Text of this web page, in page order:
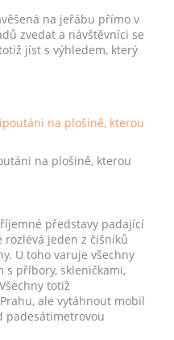
na jeřábu přímo v
zvedat a návštěvníci se
jíst s výhledem, který
na plošině, kterou
představy padající
rozlévá jeden z číšníků
U toho varuje všechny
příbory, skleničkami,
totiž
ale vytáhnout mobil
padesátimetrovou